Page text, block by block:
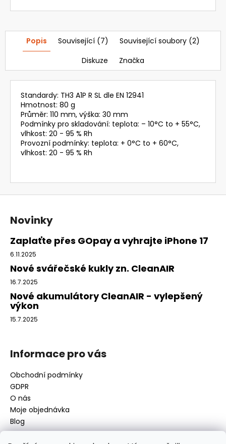
Popis Související (7)
Související soubory (2)
Diskuze
Značka
Standardy: TH3 A1P R SL dle EN 12941
Hmotnost: 80 g
Průměr: 110 mm, výška: 30 mm
Podmínky pro skladování: teplota: – 10°C to + 55°C,
vlhkost: 20 - 95 % Rh
Provozní podmínky: teplota: + 0°C to + 60°C,
vlhkost: 20 - 95 % Rh
Kč
Z
Novinky
Zaplaťte přes GOpay a vyhrajte iPhone 17
6.11.2025
Nové svářečské kukly zn. CleanAIR
16.7.2025
Nové akumulátory CleanAIR - vylepšený
výkon
15.7.2025
Informace pro vás
Obchodní podmínky
GDPR
O nás
Moje objednávka
Blog